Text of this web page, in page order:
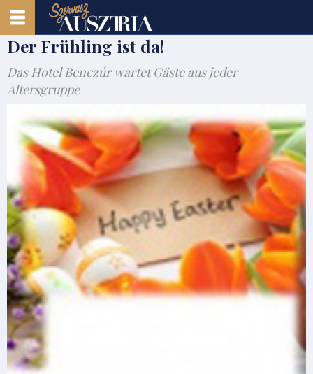
Der Frühling ist da!
Das Hotel Benczúr wartet Gäste aus jeder
Altersgruppe